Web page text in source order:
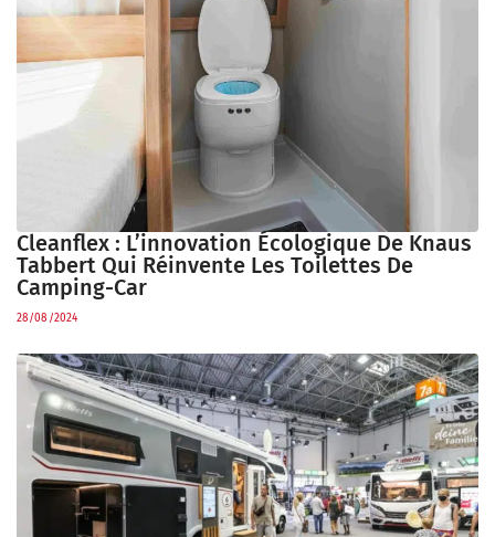
Cleanflex : L’innovation Écologique De Knaus
Tabbert Qui Réinvente Les Toilettes De
Camping-Car
28/08/2024